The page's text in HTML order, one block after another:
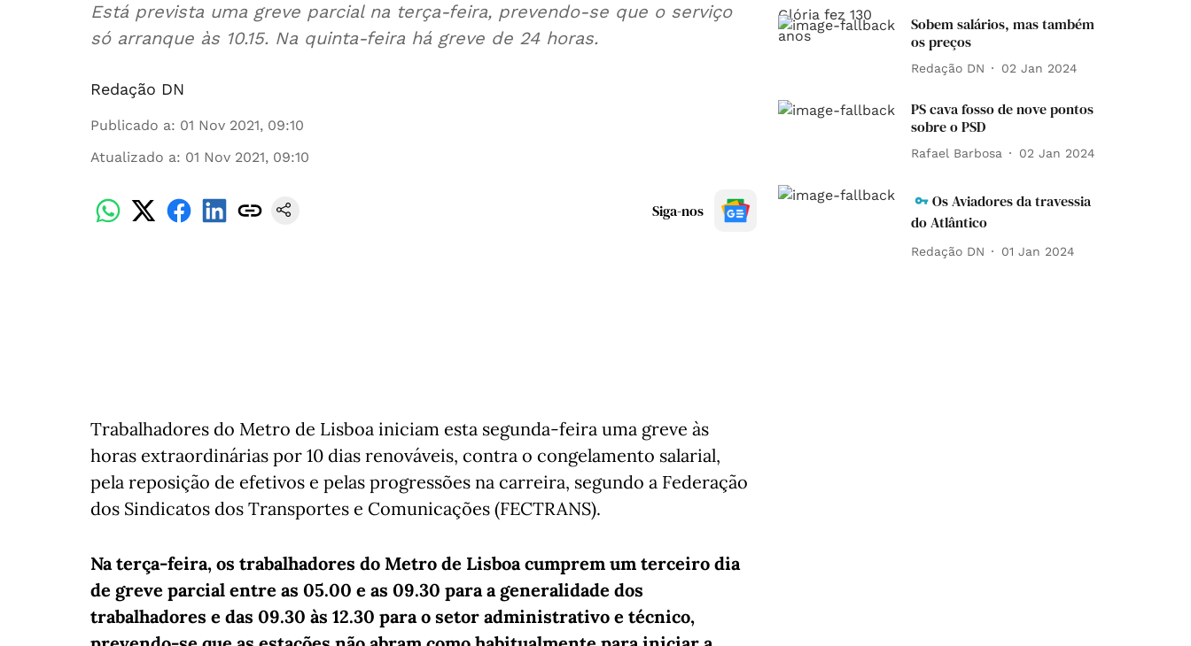
Está prevista uma greve parcial na terça-feira, prevendo-se que o serviço
só arranque às 10.15. Na quinta-feira há greve de 24 horas.
Redação DN
Publicado a: 01 Nov 2021, 09:10
Atualizado a: 01 Nov 2021, 09:10
Siga-nos
Trabalhadores do Metro de Lisboa iniciam esta segunda-feira uma greve às
horas extraordinárias por 10 dias renováveis, contra o congelamento salarial,
pela reposição de efetivos e pelas progressões na carreira, segundo a Federação
dos Sindicatos dos Transportes e Comunicações (FECTRANS).
Na terça-feira, os trabalhadores do Metro de Lisboa cumprem um terceiro dia
de greve parcial entre as 05.00 e as 09.30 para a generalidade dos
trabalhadores e das 09.30 às 12.30 para o setor administrativo e técnico,
Sobem salários, mas também
os preços
Redação DN 02 Jan 2024
PS cava fosso de nove pontos
sobre o PSD
Rafael Barbosa 02 Jan 2024
Os Aviadores da travessia
do Atlântico
Redação DN 01 Jan 2024